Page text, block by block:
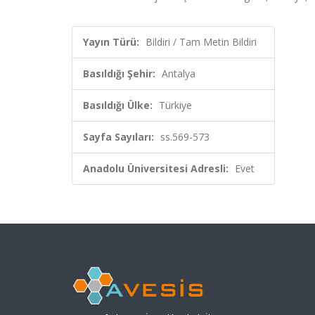
Yayın Türü: Bildiri / Tam Metin Bildiri
Basıldığı Şehir: Antalya
Basıldığı Ülke: Türkiye
Sayfa Sayıları: ss.569-573
Anadolu Üniversitesi Adresli: Evet